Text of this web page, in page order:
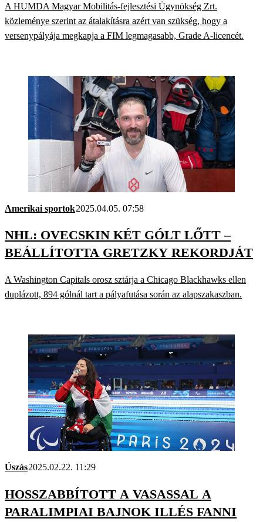
A HUMDA Magyar Mobilitás-fejlesztési Ügynökség Zrt.
közleménye szerint az átalakításra azért van szükség, hogy a
versenypályája megkapja a FIM legmagasabb, Grade A-licencét.
Amerikai sportok2025.04.05. 07:58
NHL: OVECSKIN KÉT GÓLT LŐTT –
BEÁLLÍTOTTA GRETZKY REKORDJÁT
A Washington Capitals orosz sztárja a Chicago Blackhawks ellen
duplázott, 894 gólnál tart a pályafutása során az alapszakaszban.
Úszás2025.02.22. 11:29
HOSSZABBÍTOTT A VASASSAL A
PARALIMPIAI BAJNOK ILLÉS FANNI